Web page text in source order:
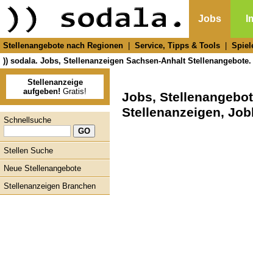
Jobs
Stellenangebote nach Regionen Service, Tipps & Tools
)) sodala. Jobs, Stellenanzeigen Sachsen-Anhalt Stellenangebote.
Stellenanzeige
aufgeben! Gratis!
Schnellsuche
Stellen Suche
Neue Stellenangebote
Stellenanzeigen Branchen
Jobs,
Stellenanzeigen,